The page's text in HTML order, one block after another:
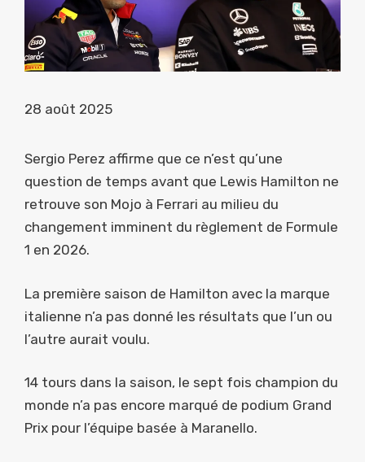
28 août 2025
Sergio Perez affirme que ce n’est qu’une
question de temps avant que Lewis Hamilton ne
retrouve son Mojo à Ferrari au milieu du
changement imminent du règlement de Formule
1 en 2026.
La première saison de Hamilton avec la marque
italienne n’a pas donné les résultats que l’un ou
l’autre aurait voulu.
14 tours dans la saison, le sept fois champion du
monde n’a pas encore marqué de podium Grand
Prix pour l’équipe basée à Maranello.